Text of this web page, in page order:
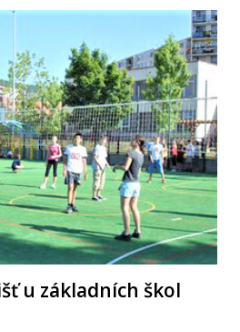
u základních škol